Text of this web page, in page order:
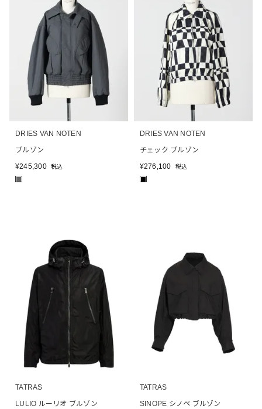
DRIES VAN NOTEN
ブルゾン
¥245,300 税込
DRIES VAN NOTEN
チェック ブルゾン
¥276,100 税込
TATRAS
LULIO ルーリオ ブルゾン
TATRAS
SINOPE シノペ ブルゾン